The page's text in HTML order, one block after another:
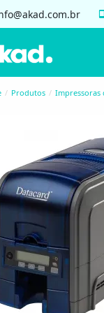
Produtos Impressoras